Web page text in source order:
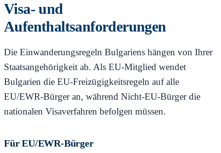
Visa- und
Aufenthaltsanforderungen
Die Einwanderungsregeln Bulgariens hängen von Ihrer
Staatsangehörigkeit ab. Als EU-Mitglied wendet
Bulgarien die EU-Freizügigkeitsregeln auf alle
EU/EWR-Bürger an, während Nicht-EU-Bürger die
nationalen Visaverfahren befolgen müssen.
Für EU/EWR-Bürger